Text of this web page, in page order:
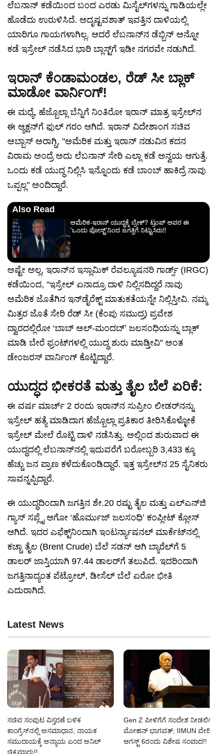
ಲೆಬನಾನ್ ಕಡೆಯಿಂದ ಬಂದ ಎರಡು ಮಿಸೈಲ್‌ಗಳನ್ನು ಗಾಡಿಯಲ್ಲೇ
ಹೊಡೆದು ಉರುಳಿಸಿದೆ. ಅದೃಷ್ಟವಶಾತ್ ಇವತ್ತಿನ ದಾಳಿಯಲ್ಲಿ
ಯಾರಿಗೂ ಗಾಯಗಳಾಗಿಲ್ಲ. ಆದರೆ ಲೆಬನಾನ್‌ನ ಡೆಬ್ಬಿನ್ ಅನ್ನೋ
ಕಡೆ ಇಸ್ರೇಲ್ ನಡೆಸಿದ ಭಾರಿ ಬ್ಲಾಸ್ಟ್‌ಗೆ ಇಡೀ ನಗರವೇ ನಡುಗಿದೆ.
ಇರಾನ್ ಕೆಂಡಾಮಂಡಲ, ರೆಡ್ ಸೀ ಬ್ಲಾಕ್
ಮಾಡೋ ವಾರ್ನಿಂಗ್!
ಈ ಮಧ್ಯೆ, ಹೆಜ್ಬೊಲ್ಲಾ ಬೆನ್ನಿಗೆ ನಿಂತಿರೋ ಇರಾನ್ ಮಾತ್ರ ಇಸ್ರೇಲ್‌ನ
ಈ ಆ್ಯಕ್ಷನ್‌ಗೆ ಫುಲ್ ಗರಂ ಆಗಿದೆ. ಇರಾನ್ ವಿದೇಶಾಂಗ ಸಚಿವ
ಅಬ್ಬಾಸ್ ಅರಾಗ್ಚಿ, "ಅಮೆರಿಕ ಮತ್ತು ಇರಾನ್ ನಡುವಿನ ಕದನ
ವಿರಾಮ ಅಂದ್ರೆ ಅದು ಲೆಬನಾನ್ ಸೇರಿ ಎಲ್ಲಾ ಕಡೆ ಅನ್ವಯ ಆಗುತ್ತೆ.
ಒಂದು ಕಡೆ ಯುದ್ಧ ನಿಲ್ಲಿಸಿ ಇನ್ನೊಂದು ಕಡೆ ಬಾಂಬ್ ಹಾಕಿದ್ರೆ ನಾವು
ಒಪ್ಪಲ್ಲ" ಅಂದಿದ್ದಾರೆ.
Also Read
ಅಮೆರಿಕ-ಇರಾನ್ ಯುದ್ಧಕ್ಕೆ ಬ್ರೇಕ್? ಟ್ರಂಪ್ ಅವರ ಈ
'ಒಂದು ಪೋಸ್ಟ್'ನಿಂದ ಜಗತ್ತಿಗೆ ನಿಟ್ಟುಸಿರು!!
ಅಷ್ಟೇ ಅಲ್ಲ, ಇರಾನ್‌ನ ಇಸ್ಲಾಮಿಕ್ ರೆವಲ್ಯೂಷನರಿ ಗಾರ್ಡ್ಸ್ (IRGC)
ಕಡೆಯಿಂದ, "ಇಸ್ರೇಲ್ ಏನಾದ್ರೂ ದಾಳಿ ನಿಲ್ಲಿಸದಿದ್ದರೆ ನಾವು
ಅಮೆರಿಕ ಜೊತೆಗಿನ ಇನ್‌ಡೈರೆಕ್ಟ್ ಮಾತುಕತೆಯನ್ನೇ ನಿಲ್ಲಿಸ್ತೀವಿ. ನಮ್ಮ
ಮಿತ್ರರ ಜೊತೆ ಸೇರಿ ರೆಡ್ ಸೀ (ಕೆಂಪು ಸಮುದ್ರ) ಪ್ರವೇಶ
ದ್ವಾರದಲ್ಲಿರೋ ‘ಬಾಬ್ ಅಲ್-ಮಂದಬ್’ ಜಲಸಂಧಿಯನ್ನು ಬ್ಲಾಕ್
ಮಾಡಿ ಬೇರೆ ಫ್ರಂಟ್‌ಗಳಲ್ಲಿ ಯುದ್ಧ ಶುರು ಮಾಡ್ತೀವಿ" ಅಂತ
ಡೇಂಜರಸ್ ವಾರ್ನಿಂಗ್ ಕೊಟ್ಟಿದ್ದಾರೆ.
ಯುದ್ಧದ ಭೀಕರತೆ ಮತ್ತು ತೈಲ ಬೆಲೆ ಏರಿಕೆ:
ಈ ವರ್ಷ ಮಾರ್ಚ್ 2 ರಂದು ಇರಾನ್‌ನ ಸುಪ್ರೀಂ ಲೀಡರ್‌ನನ್ನು
ಇಸ್ರೇಲ್ ಹತ್ಯೆ ಮಾಡಿದಾಗ ಹೆಜ್ಬೊಲ್ಲಾ ಪ್ರತಿಕಾರ ತೀರಿಸಿಕೊಳ್ಳೋಕೆ
ಇಸ್ರೇಲ್ ಮೇಲೆ ರೊಟ್ಟಿ ದಾಳಿ ನಡೆಸಿತ್ತು. ಅಲ್ಲಿಂದ ಶುರುವಾದ ಈ
ಯುದ್ಧದಲ್ಲಿ ಲೆಬನಾನ್‌ನಲ್ಲಿ ಇದುವರೆಗೆ ಬರೋಬ್ಬರಿ 3,433 ಕ್ಕೂ
ಹೆಚ್ಚು ಜನ ಪ್ರಾಣ ಕಳೆದುಕೊಂಡಿದ್ದಾರೆ. ಇತ್ತ ಇಸ್ರೇಲ್‌ನ 25 ಸೈನಿಕರು
ಸಾವನ್ನಪ್ಪಿದ್ದಾರೆ.
ಈ ಯುದ್ಧದಿಂದಾಗಿ ಜಗತ್ತಿನ ಶೇ.20 ರಷ್ಟು ತೈಲ ಮತ್ತು ಎಲ್‌ಎನ್‌ಜಿ
ಗ್ಯಾಸ್ ಸಪ್ಲೈ ಆಗೋ ‘ಹೊರ್ಮುಜ್ ಜಲಸಂಧಿ’ ಕಂಪ್ಲೀಟ್ ಕ್ಲೋಸ್
ಆಗಿದೆ. ಇದರ ಎಫೆಕ್ಟ್‌ನಿಂದಾಗಿ ಇಂಟರ್ನ್ಯಾಷನಲ್ ಮಾರ್ಕೆಟ್‌ನಲ್ಲಿ
ಕಚ್ಚಾ ತೈಲ (Brent Crude) ಬೆಲೆ ಸಡನ್ ಆಗಿ ಬ್ಯಾರೆಲ್‌ಗೆ 5
ಡಾಲರ್ ಜಾಸ್ತಿಯಾಗಿ 97.44 ಡಾಲರ್‌ಗೆ ತಲುಪಿದೆ. ಇದರಿಂದಾಗಿ
ಜಗತ್ತಿನಾದ್ಯಂತ ಪೆಟ್ರೋಲ್, ಡೀಸೆಲ್ ಬೆಲೆ ಏರೋ ಭೀತಿ
ಎದುರಾಗಿದೆ.
Latest News
ಸಚಿವ ಸಂಪುಟ ವಿಸ್ತರಣೆ ಬಳಿಕ
ಕಾಂಗ್ರೆಸ್‌ನಲ್ಲಿ ಅಸಮಾಧಾನ; ನಾಯಕ
ಸಮುದಾಯಕ್ಕೆ ಅನ್ಯಾಯ ಎಂದ ಅನಿಲ್
ಚಿಕ್ಕಮಾದು!!
Gen Z ಪೀಳಿಗೆಗೆ ಸಂದೇಶ
ಮೋಹನ್ ಭಾಗವತ್; IIMUN
ಆಗಸ್ಟ್ 6ರಂದು ವಿಶೇಷ ಸಂವಾದ!!